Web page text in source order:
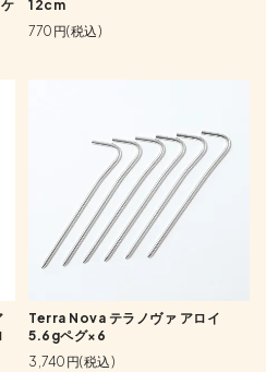
12cm
770円(税込)
Terra Nova テラノヴァ アロイ
5.6gペグ×6
3,740円(税込)